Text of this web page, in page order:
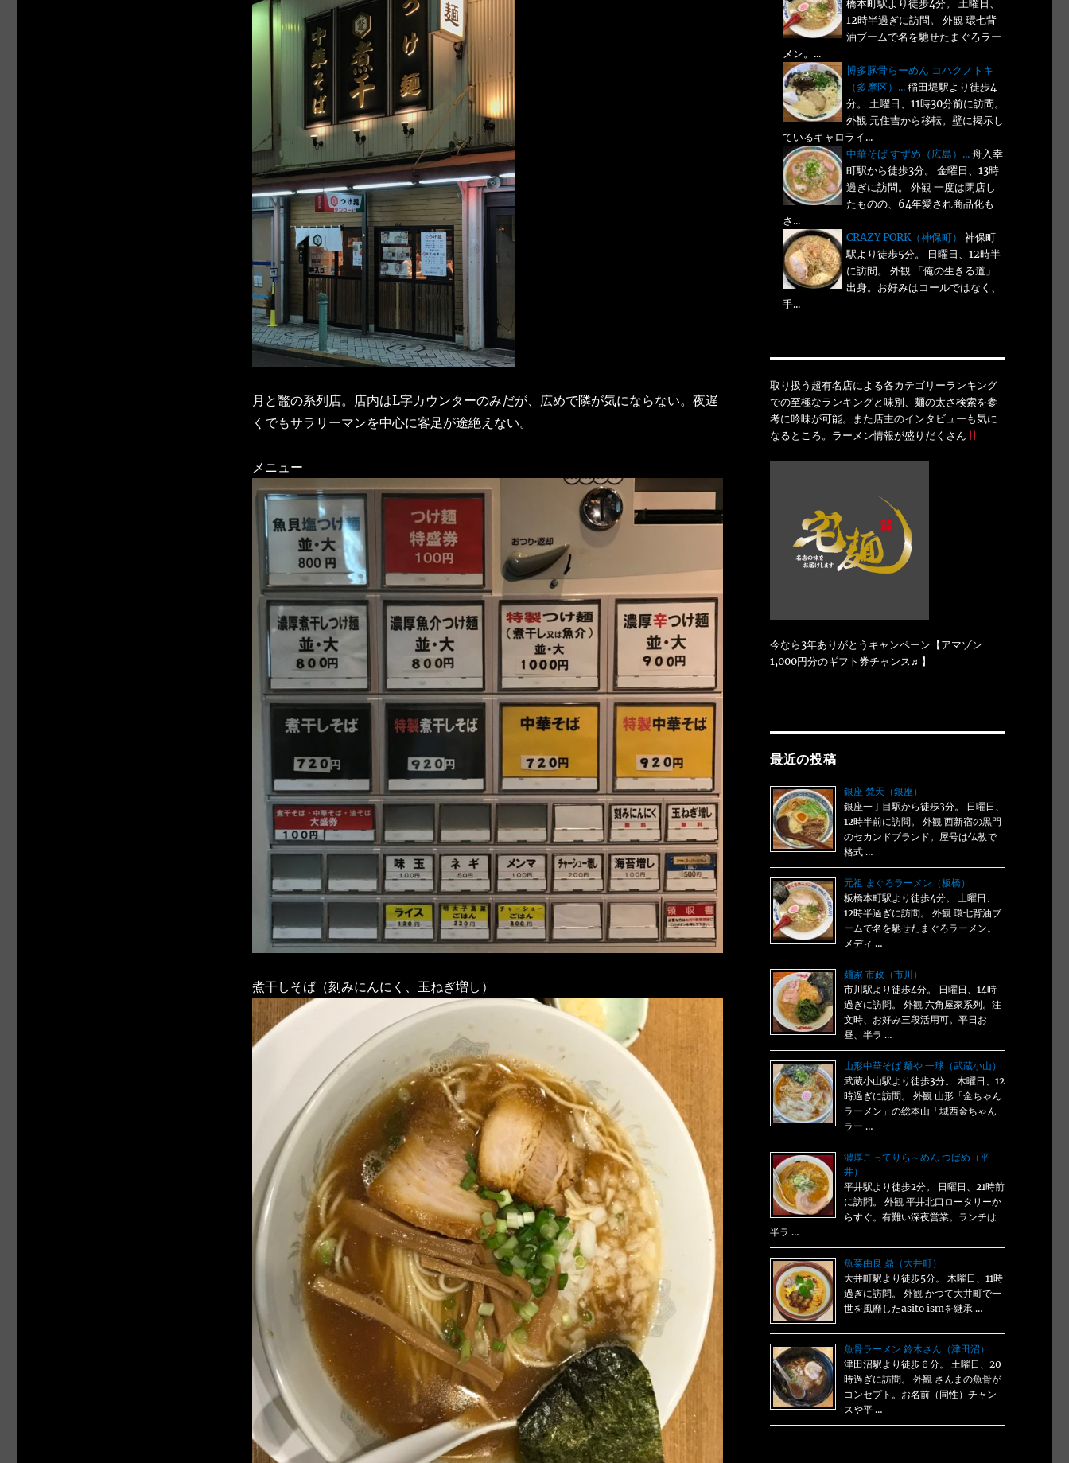
月と鼈の系列店。店内はL字カウンターのみだが、広めで隣が気にならない。夜遅
くでもサラリーマンを中心に客足が途絶えない。
メニュー
煮干しそば（刻みにんにく、玉ねぎ増し）
橋本町駅より徒歩4分。 土曜日、
12時半過ぎに訪問。 外観 環七背
油ブームで名を馳せたまぐろラー
メン。...
博多豚骨らーめん コハクノトキ
（多摩区）...稲田堤駅より徒歩4
分。 土曜日、11時30分前に訪問。
外観 元住吉から移転。壁に掲示し
ているキャロライ...
中華そば すずめ（広島）...舟入幸
町駅から徒歩3分。 金曜日、13時
過ぎに訪問。 外観 一度は閉店し
たものの、64年愛され商品化も
さ...
CRAZY PORK（神保町）
神保町
駅より徒歩5分。 日曜日、12時半
に訪問。 外観 「俺の生きる道」
出身。お好みはコールではなく、
手...
取り扱う超有名店による各カテゴリーランキング
での至極なランキングと味別、麺の太さ検索を参
考に吟味が可能。また店主のインタビューも気に
なるところ。ラーメン情報が盛りだくさん
今なら3年ありがとうキャンペーン【アマゾン
1,000円分のギフト券チャンス♬】
最近の投稿
銀座 梵天（銀座）
銀座一丁目駅から徒歩3分。 日曜日、
12時半前に訪問。 外観 西新宿の黒門
のセカンドブランド。屋号は仏教で
格式 …
元祖 まぐろラーメン（板橋）
板橋本町駅より徒歩4分。 土曜日、
12時半過ぎに訪問。 外観 環七背油ブ
ームで名を馳せたまぐろラーメン。
メディ …
麺家 市政（市川）
市川駅より徒歩4分。 日曜日、14時
過ぎに訪問。 外観 六角屋家系列。注
文時、お好み三段活用可。平日お
昼、半ラ …
山形中華そば 麺や 一球（武蔵小山）
武蔵小山駅より徒歩3分。 木曜日、12
時過ぎに訪問。 外観 山形「金ちゃん
ラーメン」の総本山「城西金ちゃん
ラー …
濃厚こってりら～めん つばめ（平
井）
平井駅より徒歩2分。 日曜日、21時前
に訪問。 外観 平井北口ロータリーか
らすぐ。有難い深夜営業。ランチは
半ラ …
魚菜由良 鼎（大井町）
大井町駅より徒歩5分。 木曜日、11時
過ぎに訪問。 外観 かつて大井町で一
世を風靡したasito ismを継承 …
魚骨ラーメン 鈴木さん（津田沼）
津田沼駅より徒歩６分。 土曜日、20
時過ぎに訪問。 外観 さんまの魚骨が
コンセプト。お名前（同性）チャン
スや平 …